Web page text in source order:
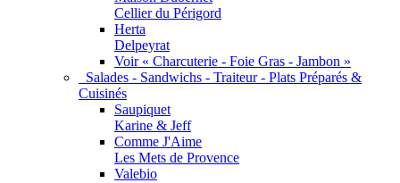
Cellier du Périgord
Herta
Delpeyrat
Voir « Charcuterie - Foie Gras - Jambon »
Salades - Sandwichs - Traiteur - Plats Préparés &
Cuisinés
Saupiquet
Karine & Jeff
Comme J'Aime
Les Mets de Provence
Valebio